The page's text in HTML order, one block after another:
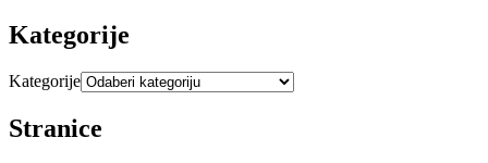
Kategorije
Kategorije
Stranice